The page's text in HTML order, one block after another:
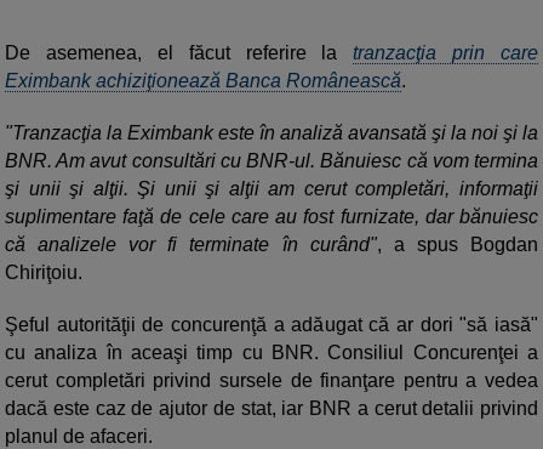
De asemenea, el făcut referire latranzacţia prin care
Eximbank achiziţionează Banca Românească.
"Tranzacţia la Eximbank este în analiză avansată şi la noi şi la
BNR. Am avut consultări cu BNR-ul. Bănuiesc că vom termina
şi unii şi alţii. Şi unii şi alţii am cerut completări, informaţii
suplimentare faţă de cele care au fost furnizate, dar bănuiesc
că analizele vor fi terminate în curând", a spus Bogdan
Chiriţoiu.
Şeful autorităţii de concurenţă a adăugat că ar dori "să iasă"
cu analiza în aceaşi timp cu BNR. Consiliul Concurenţei a
cerut completări privind sursele de finanţare pentru a vedea
dacă este caz de ajutor de stat, iar BNR a cerut detalii privind
planul de afaceri.